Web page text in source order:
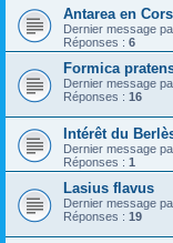
Antarea en
Dernier message
Réponses : 6
Formica
Dernier message
Réponses : 16
Intérêt du
Dernier message
Réponses : 1
Lasius flavus
Dernier message
Réponses : 19